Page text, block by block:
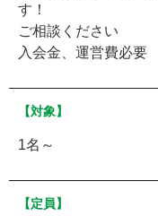
す！
ご相談ください
入会金、運営費必要
【対象】
1名～
【定員】